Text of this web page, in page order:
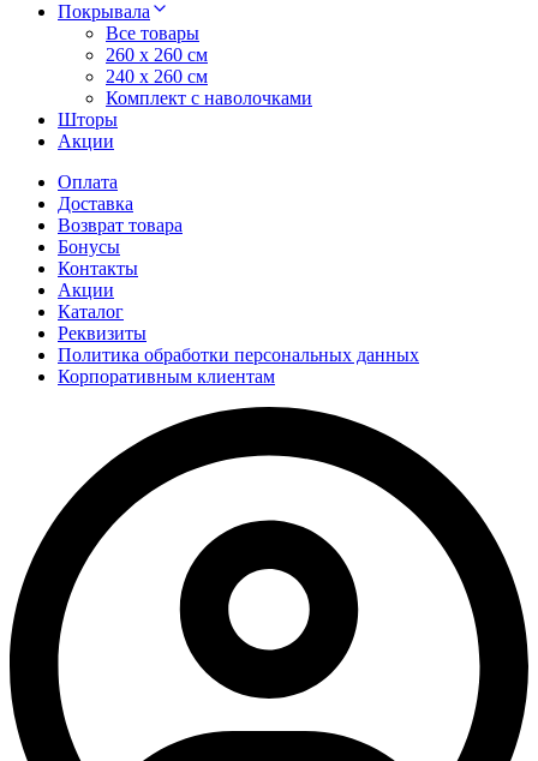
Покрывала
Все товары
260 x 260 см
240 х 260 см
Комплект с наволочками
Шторы
Акции
Оплата
Доставка
Возврат товара
Бонусы
Контакты
Акции
Каталог
Реквизиты
Политика обработки персональных данных
Корпоративным клиентам